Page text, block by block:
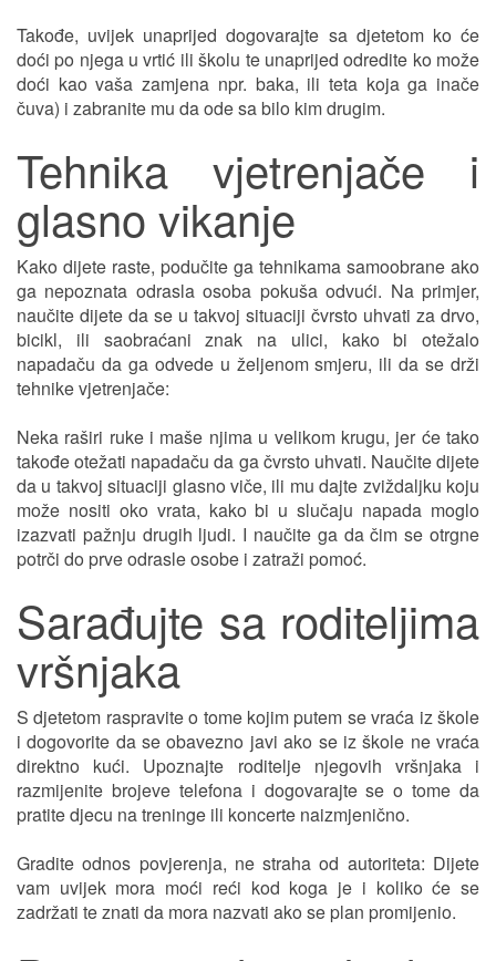
Takođe, uvijek unaprijed dogovarajte sa djetetom ko će
doći po njega u vrtić ili školu te unaprijed odredite ko može
doći kao vaša zamjena npr. baka, ili teta koja ga inače
čuva) i zabranite mu da ode sa bilo kim drugim.
Tehnika vjetrenjače i
glasno vikanje
Kako dijete raste, podučite ga tehnikama samoobrane ako
ga nepoznata odrasla osoba pokuša odvući. Na primjer,
naučite dijete da se u takvoj situaciji čvrsto uhvati za drvo,
bicikl, ili saobraćani znak na ulici, kako bi otežalo
napadaču da ga odvede u željenom smjeru, ili da se drži
tehnike vjetrenjače:
Neka raširi ruke i maše njima u velikom krugu, jer će tako
takođe otežati napadaču da ga čvrsto uhvati. Naučite dijete
da u takvoj situaciji glasno viče, ili mu dajte zviždaljku koju
može nositi oko vrata, kako bi u slučaju napada moglo
izazvati pažnju drugih ljudi. I naučite ga da čim se otrgne
potrči do prve odrasle osobe i zatraži pomoć.
Sarađujte sa roditeljima
vršnjaka
S djetetom raspravite o tome kojim putem se vraća iz škole
i dogovorite da se obavezno javi ako se iz škole ne vraća
direktno kući. Upoznajte roditelje njegovih vršnjaka i
razmijenite brojeve telefona i dogovarajte se o tome da
pratite djecu na treninge ili koncerte naizmjenično.
Gradite odnos povjerenja, ne straha od autoriteta: Dijete
vam uvijek mora moći reći kod koga je i koliko će se
zadržati te znati da mora nazvati ako se plan promijenio.